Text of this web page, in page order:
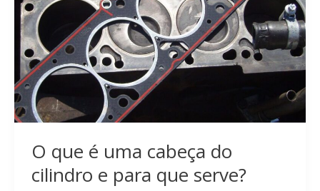
O que é uma cabeça do
cilindro e para que serve?